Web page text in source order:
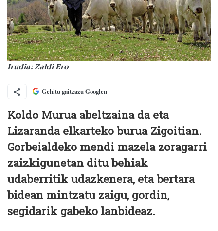
Irudia: Zaldi Ero
Gehitu gaitzazu Googlen
Koldo Murua abeltzaina da eta
Lizaranda elkarteko burua Zigoitian.
Gorbeialdeko mendi mazela zoragarri
zaizkigunetan ditu behiak
udaberritik udazkenera, eta bertara
bidean mintzatu zaigu, gordin,
segidarik gabeko lanbideaz.